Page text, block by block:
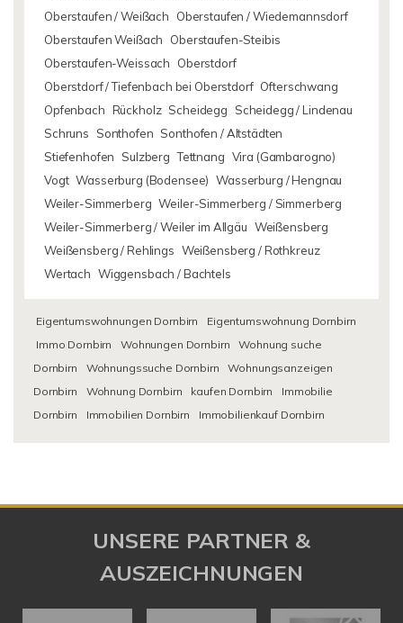
Oberstaufen / Weißach
Oberstaufen / Wiedemannsdorf
Oberstaufen Weißach
Oberstaufen-Steibis
Oberstaufen-Weissach
Oberstdorf
Oberstdorf / Tiefenbach bei Oberstdorf Ofterschwang
Opfenbach Rückholz Scheidegg
Scheidegg / Lindenau
Schruns
Sonthofen Sonthofen / Altstädten
Stiefenhofen
Sulzberg Tettnang Vira (Gambarogno)
Vogt Wasserburg (Bodensee) Wasserburg / Hengnau
Weiler-Simmerberg Weiler-Simmerberg / Simmerberg
Weiler-Simmerberg / Weiler im Allgäu Weißensberg
Weißensberg / Rehlings Weißensberg / Rothkreuz
Wertach Wiggensbach / Bachtels
Eigentumswohnungen Dornbirn
Eigentumswohnung Dornbirn
Immo Dornbirn
Wohnungen Dornbirn
Wohnung suche
Dornbirn
Wohnungssuche Dornbirn
Wohnungsanzeigen
Dornbirn
Wohnung Dornbirn kaufen Dornbirn
Immobilie
Dornbirn
Immobilien Dornbirn Immobilienkauf Dornbirn
UNSERE PARTNER &
AUSZEICHNUNGEN